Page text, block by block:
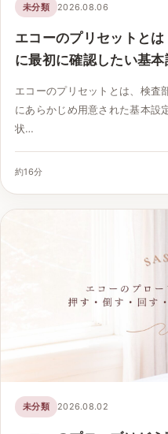
未分類 2026.08.06
エコーのプリセットと
に最初に確認したい基本
エコーのプリセットとは、検査
にあらかじめ用意された基本設
状…
約16分
未分類 2026.08.02